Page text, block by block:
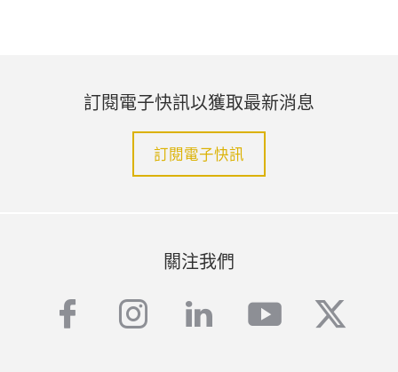
訂閱電子快訊以獲取最新消息
訂閱電子快訊
關注我們
facebook
instagram
linkedinyoutube